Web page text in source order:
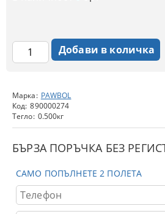
Марка: PAWBOL
Код: 890000274
Тегло: 0.500кг
БЪРЗА ПОРЪЧКА БЕЗ
САМО ПОПЪЛНЕТЕ 2 ПОЛЕТА